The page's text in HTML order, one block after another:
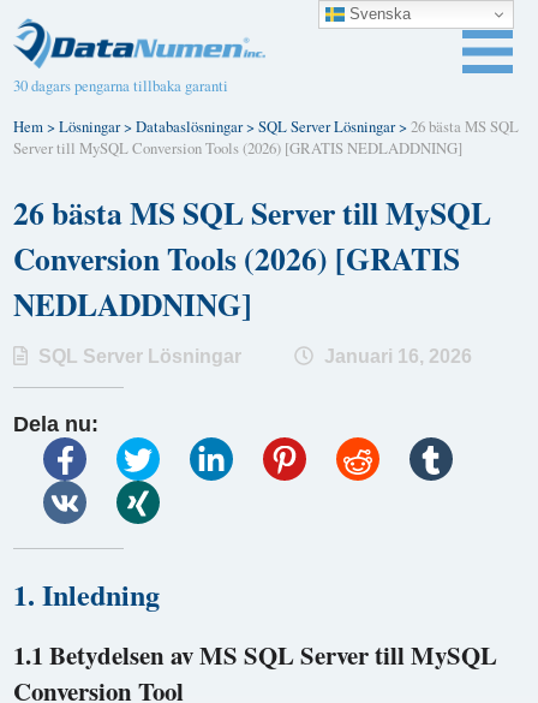
30 dagars pengarna tillbaka garanti
Hem>Lösningar>Databaslösningar>SQL Server Lösningar>26 bästa MS SQL
Server till MySQL Conversion Tools (2026) [GRATIS NEDLADDNING]
26 bästa MS SQL Server till MySQL
Conversion Tools (2026) [GRATIS
NEDLADDNING]
SQL Server Lösningar Januari 16, 2026
Dela nu:
1. Inledning
1.1 Betydelsen av MS SQL Server till MySQL
Conversion Tool
Svenska